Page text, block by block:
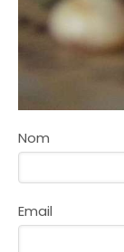
Nom
Email